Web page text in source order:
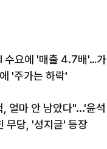
수요에 '매출 4.7배'…가
'주가는 하락'
얼마 안 남았다"...'윤석
무당, '성지글' 등장